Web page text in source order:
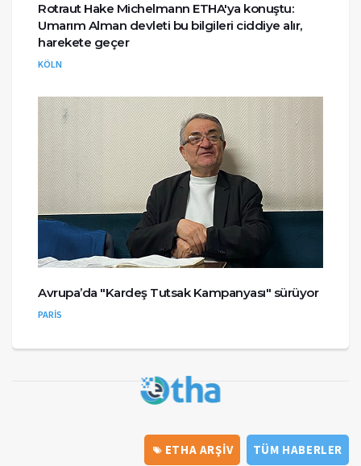
Rotraut Hake Michelmann ETHA'ya konuştu:
Umarım Alman devleti bu bilgileri ciddiye alır,
harekete geçer
KÖLN
Avrupa’da "Kardeş Tutsak Kampanyası" sürüyor
PARİS
TÜM HABERLER
ETHA ARŞİV